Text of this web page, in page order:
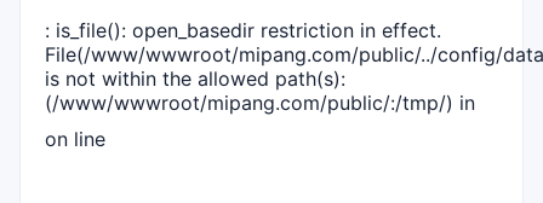
: is_file(): open_basedir restriction in effect.
File(/www/wwwroot/mipang.com/public/../config/
is not within the allowed path(s):
(/www/wwwroot/mipang.com/public/:/tmp/) in
on line